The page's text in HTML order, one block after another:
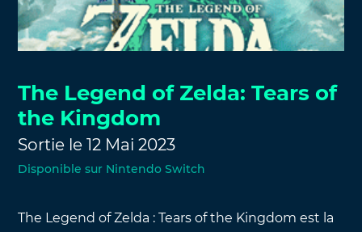
The Legend of Zelda: Tears of
the Kingdom
Sortie le 12 Mai 2023
Disponible sur Nintendo Switch
The Legend of Zelda : Tears of the Kingdom est la